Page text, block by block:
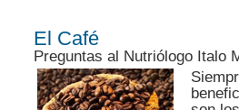
El Café
Preguntas al Nutriólogo Italo